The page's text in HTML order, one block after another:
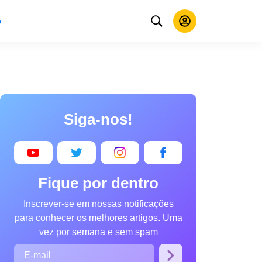
Siga-nos!
Fique por dentro
Inscrever-se em nossas notificações
para conhecer os melhores artigos. Uma
vez por semana e sem spam